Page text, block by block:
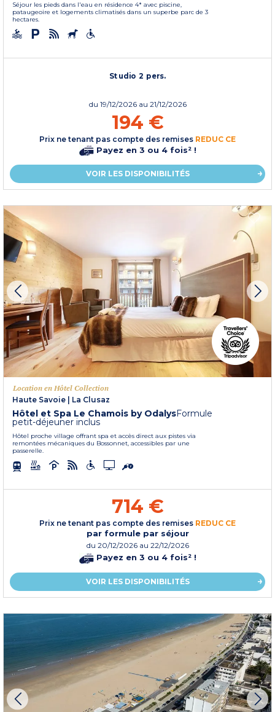
Séjour les pieds dans l'eau en résidence 4* avec piscine,
pataugeoire et logements climatisés dans un superbe parc de 3
hectares.
Studio 2 pers.
du 19/12/2026 au 21/12/2026
194 €
Prix ne tenant pas compte des remises REDUC CE
Payez en 3 ou 4 fois² !
VOIR LES DISPONIBILITÉS
Location en Hôtel Collection
Haute Savoie | La Clusaz
Hôtel et Spa Le Chamois by OdalysFormule
petit-déjeuner inclus
Hôtel proche village offrant spa et accès direct aux pistes via
remontées mécaniques du Bossonnet, accessibles par une
passerelle.
714 €
Prix ne tenant pas compte des remises REDUC CE
par formule par séjour
du 20/12/2026 au 22/12/2026
Payez en 3 ou 4 fois² !
VOIR LES DISPONIBILITÉS